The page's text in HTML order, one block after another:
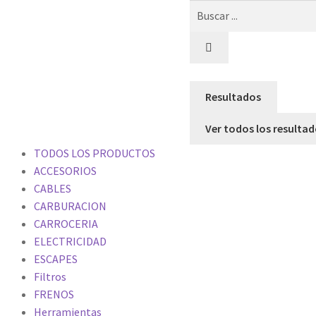
Resultados
Ver todos los
TODOS LOS PRODUCTOS
ACCESORIOS
CABLES
CARBURACION
CARROCERIA
ELECTRICIDAD
ESCAPES
Filtros
FRENOS
Herramientas